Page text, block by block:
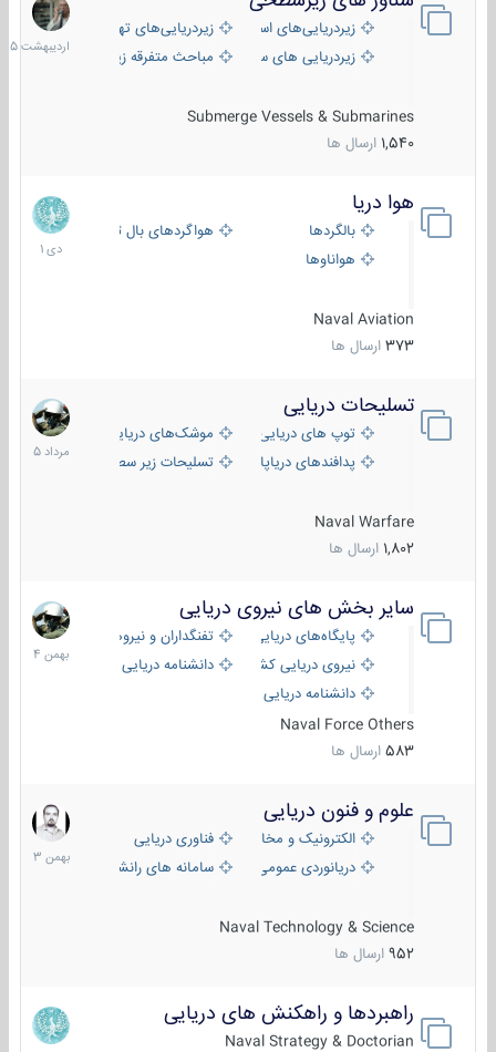
زیردریایی‌های استراتژیکزیردریایی‌های تهاجمی
زیردریایی های سبک
مباحث متفرقه زیرسطحی
Submerge Vessels & Submarines
1,540 ارسال ها
1405
هوا دریا
بالگردها
هواگردهای بال ثابت
هواناوها
Naval Aviation
373 ارسال ها
12
دی
1401
تسلیحات دریایی
توپ های دریایی
موشک‌های دریایی
پدافندهای دریاپایه
تسلیحات زیر سطحی
Naval Warfare
1,802 ارسال ها
2
مرداد
1405
سایر بخش های نیروی دریایی
پایگاه‌های دریایی
تفنگداران و نیروهای ویژه‌ی دریایی
نیروی دریایی کشورهای مختلفدانشنامه دریایی
دانشنامه دریایی کپی
Naval Force Others
583 ارسال ها
22
بهمن
1404
علوم و فنون دریایی
الکترونیک و مخابرات دریاییفناوری دریایی
دریانوردی عمومی
سامانه های رانشی دریایی
Naval Technology & Science
952 ارسال ها
6
بهمن
1403
راهبردها و راهکنش های دریایی
Naval Strategy & Doctorian
2
مرداد